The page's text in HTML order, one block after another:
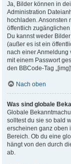
Ja, Bilder können in
Administration
hochladen. Ansonsten
öffentlich
Du kannst weder
(außer es ist ein
nach einer Anmeldung
mit einem Passwort
den BBCode-Tag
Nach oben
Was sind globale
Globale
solltest du sie so bald
erscheinen ganz oben
Bereich. Ob du eine
hängt von den durch
ab.